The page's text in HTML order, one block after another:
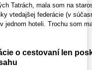
Tatrách, mala som na
vtedajšej federácie (v
jednom hoteli. Trochu som
o cestovaní len